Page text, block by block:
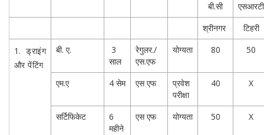
बी.सी
एसआरटी
श्रीनगर
टिहरी
1. ड्राइंग
और पेंटिंग
बी. ए.
3
साल
रेगुलर./
एस.एफ
योग्यता 80 50
एम.ए 4 सेम एस एफ
प्रवेश
परीक्षा
40 X
सर्टिफिकेट
6
महीने
एस एफ योग्यता 50 X